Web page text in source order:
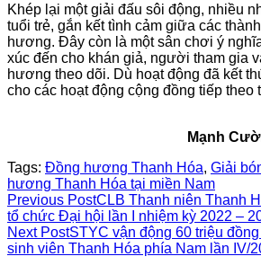
Khép lại một giải đấu sôi động, nhiều
tuổi trẻ, gắn kết tình cảm giữa các
hương. Đây còn là một sân chơi ý
xúc đến cho khán giả, người tham gia
hương theo dõi. Dù hoạt động đã kết
cho các hoạt động cộng đồng tiếp theo
Mạnh Cường –
Tags: Đồng hương Thanh Hóa, Giải
hương Thanh Hóa tại miền Nam
Read
more
articles
Previous PostCLB Thanh niên Thanh
tổ chức Đại hội lần I nhiệm kỳ 2022 –
Next PostSTYC vận động 60 triệu
sinh viên Thanh Hóa phía Nam lần IV/